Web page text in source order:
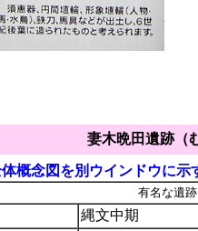
妻木晩田遺跡（
念図を別ウインドウに示
有名な遺
縄文中期